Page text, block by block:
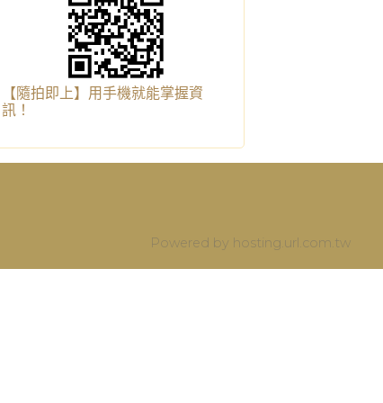
【隨拍即上】用手機就能掌握資
訊！
Powered by hosting.url.com.tw